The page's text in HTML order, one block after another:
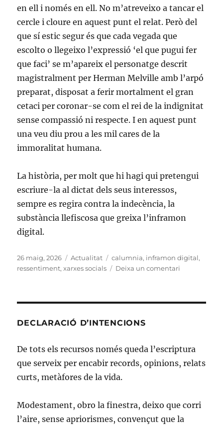
en ell i només en ell. No m’atreveixo a tancar el
cercle i cloure en aquest punt el relat. Però del
que sí estic segur és que cada vegada que
escolto o llegeixo l’expressió ‘el que pugui fer
que faci’ se m’apareix el personatge descrit
magistralment per Herman Melville amb l’arpó
preparat, disposat a ferir mortalment el gran
cetaci per coronar-se com el rei de la indignitat
sense compassió ni respecte. I en aquest punt
una veu diu prou a les mil cares de la
immoralitat humana.
La història, per molt que hi hagi qui pretengui
escriure-la al dictat dels seus interessos,
sempre es regira contra la indecència, la
substància llefiscosa que greixa l’inframon
digital.
Publicat
el
26 maig, 2026 Categories
Actualitat Etiquetes
calumnia, inframon digital,
ressentiment,xarxes socials Deixa un comentari
DECLARACIÓ D’INTENCIONS
De tots els recursos només queda l’escriptura
que serveix per encabir records, opinions, relats
curts, metàfores de la vida.
Modestament, obro la finestra, deixo que corri
l’aire, sense apriorismes, convençut que la